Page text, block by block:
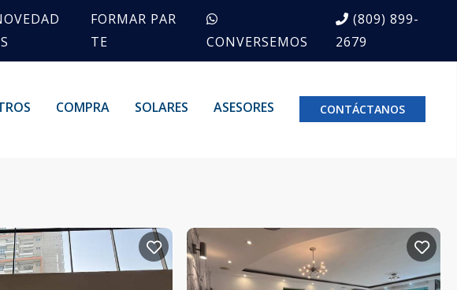
FORMAR PAR
TE
CONVERSEMOS
(809) 899-
2679
COMPRA SOLARES ASESORES CONTÁCTANOS